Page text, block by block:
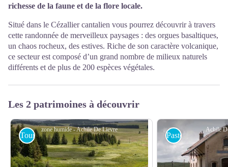
richesse de la faune et de la flore locale.
Situé dans le Cézallier cantalien vous pourrez découvrir à travers
cette randonnée de merveilleux paysages : des orgues basaltiques,
un chaos rocheux, des estives. Riche de son caractère volcanique,
ce secteur est composé d’un grand nombre de milieux naturels
différents et de plus de 200 espèces végétales.
Les 2 patrimoines à découvrir
zone humide - Achile De Lievre
Tourbière
Achile
Pastoralisme